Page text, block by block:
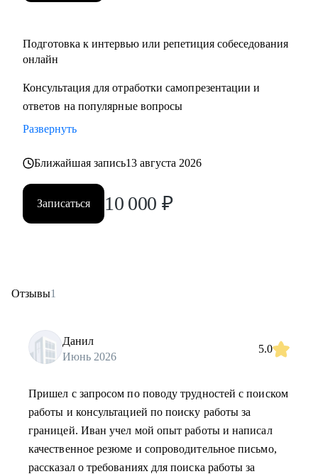
Подготовка к интервью или репетиция собеседования
онлайн
Консультация для отработки самопрезентации и
ответов на популярные вопросы
Развернуть
Ближайшая запись13 августа 2026
Записаться 10 000 ₽
Отзывы1
Данил
Июнь 2026
5.0
Пришел с запросом по поводу трудностей с поиском
работы и консультацией по поиску работы за
границей. Иван учел мой опыт работы и написал
качественное резюме и сопроводительное письмо,
рассказал о требованиях для поиска работы за